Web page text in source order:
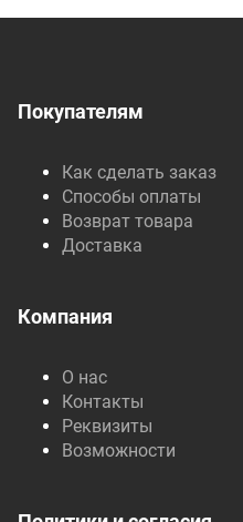
Покупателям
Как сделать заказ
Способы оплаты
Возврат товара
Доставка
Компания
О нас
Контакты
Реквизиты
Возможности